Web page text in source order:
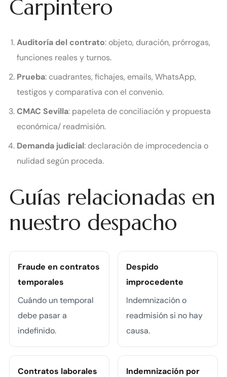
Carpintero
Auditoría del contrato: objeto, duración, prórrogas,
funciones reales y turnos.
Prueba: cuadrantes, fichajes, emails, WhatsApp,
testigos y comparativa con el convenio.
CMAC Sevilla: papeleta de conciliación y propuesta
económica/ readmisión.
Demanda judicial: declaración de improcedencia o
nulidad según proceda.
Guías relacionadas en
nuestro despacho
Fraude en contratos
temporales
Cuándo un temporal
debe pasar a
indefinido.
Despido
improcedente
Indemnización o
readmisión si no hay
causa.
Contratos laborales
Indemnización por